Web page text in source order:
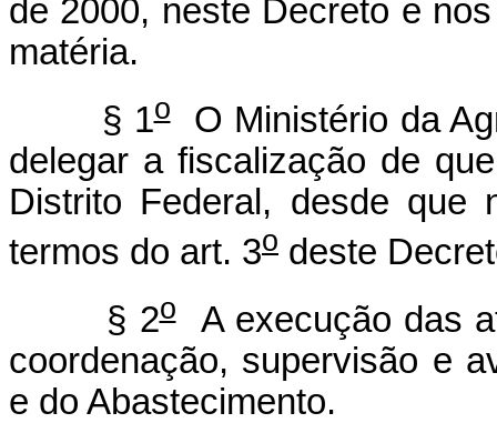
de 2000, neste Decreto e
matéria.
§ 1oO Ministério da
delegar a fiscalização de
Distrito Federal, desde que
termos do art. 3o deste
§ 2oA execução das
coordenação, supervisão e
e do Abastecimento.